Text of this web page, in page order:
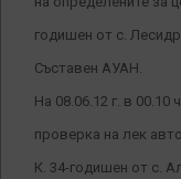
годишен от с.
Съставен
На 08.06.12 г. в
проверка на лек
К. 34-годишен от с.